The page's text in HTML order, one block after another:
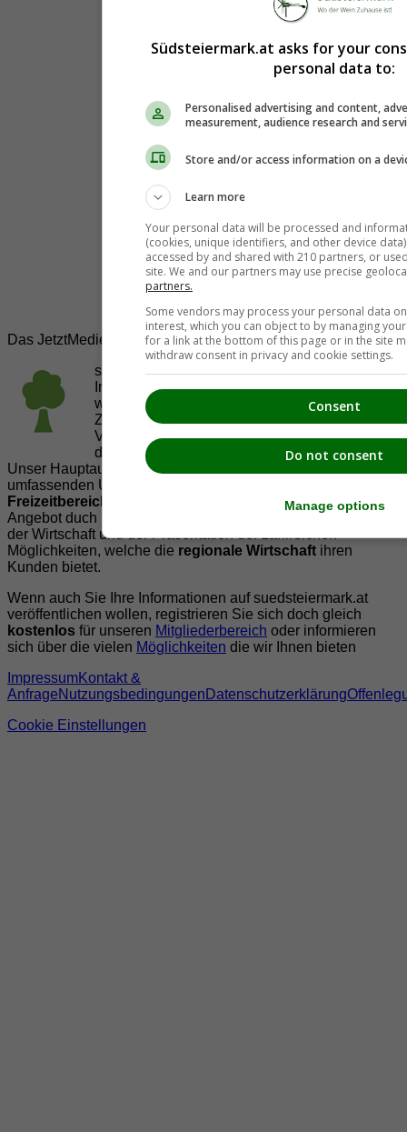
Das JetztMedien.com Medien Netzwerk
suedsteiermark.at ist eine von vielen
Internetadressen derJetztMedien.com Medien,
welche es sich zur Aufgabe gemacht hat, in
Zusammenarbeit mit regionalen Firmen,
Vereinen und Institutionen dieVielfälltigkeit
der Region Südsteiermark zu präsentieren.
Unser Hauptaugenmerk liegt dabei, der Bevölkerung einen
umfassenden Überblick der Möglichkeiten im
Freizeitbereich
zu vermittelt. Abgerundet wird dieses
Angebot duch Informationen zur regionalen
Gastronomie
der Wirtschaft und der Präsentation der zahlreichen
Möglichkeiten, welche die regionale Wirtschaft ihren
Kunden bietet.
Wenn auch Sie Ihre Informationen auf suedsteiermark.at
veröffentlichen wollen, registrieren Sie sich doch gleich
kostenlos für unseren Mitgliederbereich oder informieren
sich über die vielen Möglichkeiten die wir Ihnen bieten
ImpressumKontakt &
AnfrageNutzungsbedingungen Datenschutzerklärung
Cookie Einstellungen
Südsteiermark.at asks for your
personal data to:
Personalised advertising and content,
measurement, audience research and
Store and/or access information on a
Learn more
Your personal data will be processed and
(cookies, unique identifiers, and other device
accessed by and shared with 210 partners, or
site. We and our partners may use precise
partners.
Some vendors may process your personal data
interest, which you can object to by managing
for a link at the bottom of this page or in the site
withdraw consent in privacy and cookie settings.
Consent
Do not consent
Manage options